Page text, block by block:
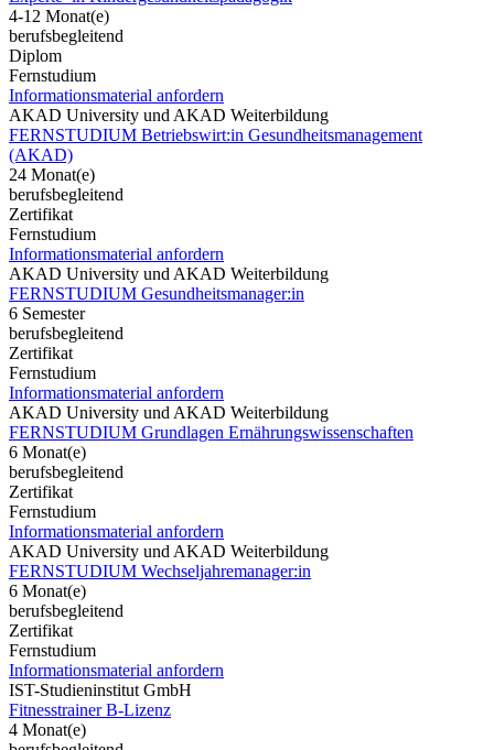
4-12 Monat(e)
berufsbegleitend
Diplom
Fernstudium
Informationsmaterial anfordern
AKAD University und AKAD Weiterbildung
FERNSTUDIUM Betriebswirt:in Gesundheitsmanagement
(AKAD)
24 Monat(e)
berufsbegleitend
Zertifikat
Fernstudium
Informationsmaterial anfordern
AKAD University und AKAD Weiterbildung
FERNSTUDIUM Gesundheitsmanager:in
6 Semester
berufsbegleitend
Zertifikat
Fernstudium
Informationsmaterial anfordern
AKAD University und AKAD Weiterbildung
FERNSTUDIUM Grundlagen Ernährungswissenschaften
6 Monat(e)
berufsbegleitend
Zertifikat
Fernstudium
Informationsmaterial anfordern
AKAD University und AKAD Weiterbildung
FERNSTUDIUM Wechseljahremanager:in
6 Monat(e)
berufsbegleitend
Zertifikat
Fernstudium
Informationsmaterial anfordern
IST-Studieninstitut GmbH
Fitnesstrainer B-Lizenz
4 Monat(e)